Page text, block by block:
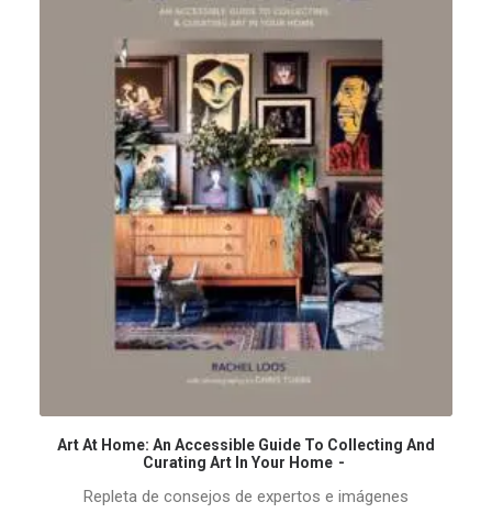
COMPRAR EN AMAZON
Art At Home: An Accessible Guide To Collecting And
Curating Art In Your Home
Repleta de consejos de expertos e imágenes